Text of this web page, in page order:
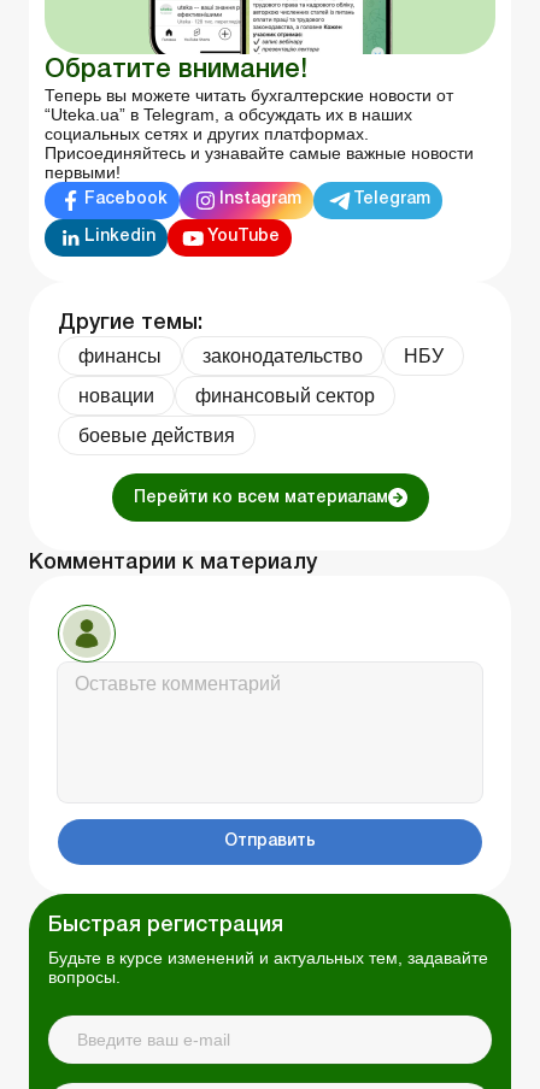
Обратите внимание!
Теперь вы можете читать бухгалтерские новости от
“Uteka.ua” в Telegram, а обсуждать их в наших
социальных сетях и других платформах.
Присоединяйтесь и узнавайте самые важные новости
первыми!
Facebook Instagram Telegram
Linkedin YouTube
Другие темы:
финансы законодательство
НБУ
новации
финансовый сектор
боевые действия
Перейти ко всем материалам
Комментарии к материалу
Отправить
Быстрая регистрация
Будьте в курсе изменений и актуальных тем, задавайте
вопросы.